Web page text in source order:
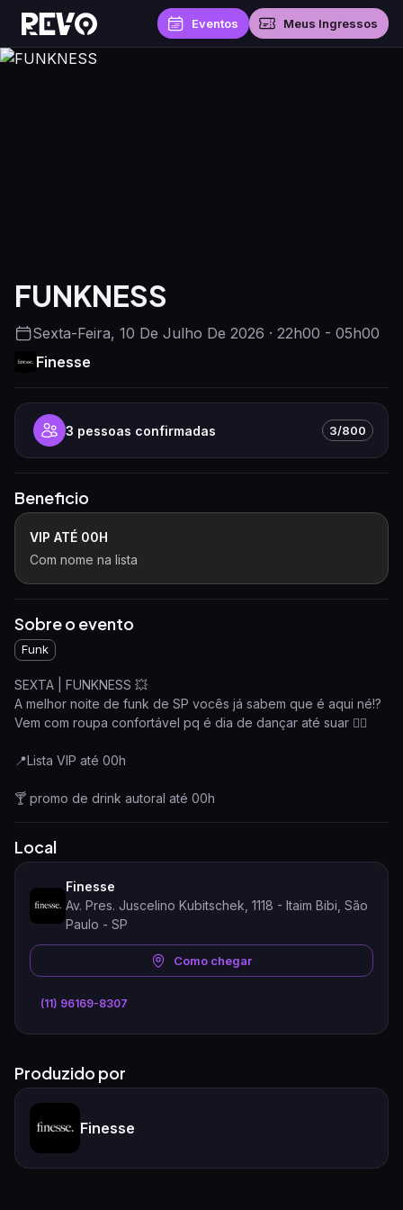
Eventos Meus Ingressos
FUNKNESS
Sexta-Feira, 10 De Julho De 2026 · 22h00 - 05h00
Finesse
3 pessoas confirmadas 3/800
Beneficio
VIP ATÉ 00H
Com nome na lista
Sobre o evento
Funk
SEXTA | FUNKNESS 💥
A melhor noite de funk de SP vocês já sabem que é aqui né!?
Vem com roupa confortável pq é dia de dançar até suar 😮‍💨
📍Lista VIP até 00h
🍸 promo de drink autoral até 00h
Local
Finesse
Av. Pres. Juscelino Kubitschek, 1118 - Itaim Bibi, São
Paulo - SP
Como chegar
(11) 96169-8307
Produzido por
Finesse